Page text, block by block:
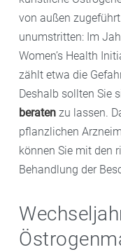
von außen
unumstritten: Im
Women’s Health
zählt etwa die
Deshalb sollten Sie
beraten zu lassen.
pflanzlichen
können Sie mit den
Behandlung der